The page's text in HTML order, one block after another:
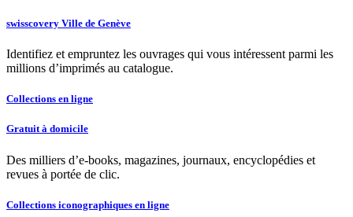
swisscovery Ville de Genève
Identifiez et empruntez les ouvrages qui vous intéressent parmi les
millions d’imprimés au catalogue.
Collections en ligne
Gratuit à domicile
Des milliers d’e-books, magazines, journaux, encyclopédies et
revues à portée de clic.
Collections iconographiques en ligne